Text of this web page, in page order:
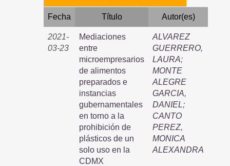
Fecha Título Autor(es)
2021-
03-23
Mediaciones
entre
microempresarios
de alimentos
preparados e
instancias
gubernamentales
en torno a la
prohibición de
plásticos de un
solo uso en la
CDMX
ALVAREZ
GUERRERO,
LAURA;
MONTE
ALEGRE
GARCIA,
DANIEL;
CANTO
PEREZ,
MONICA
ALEXANDRA